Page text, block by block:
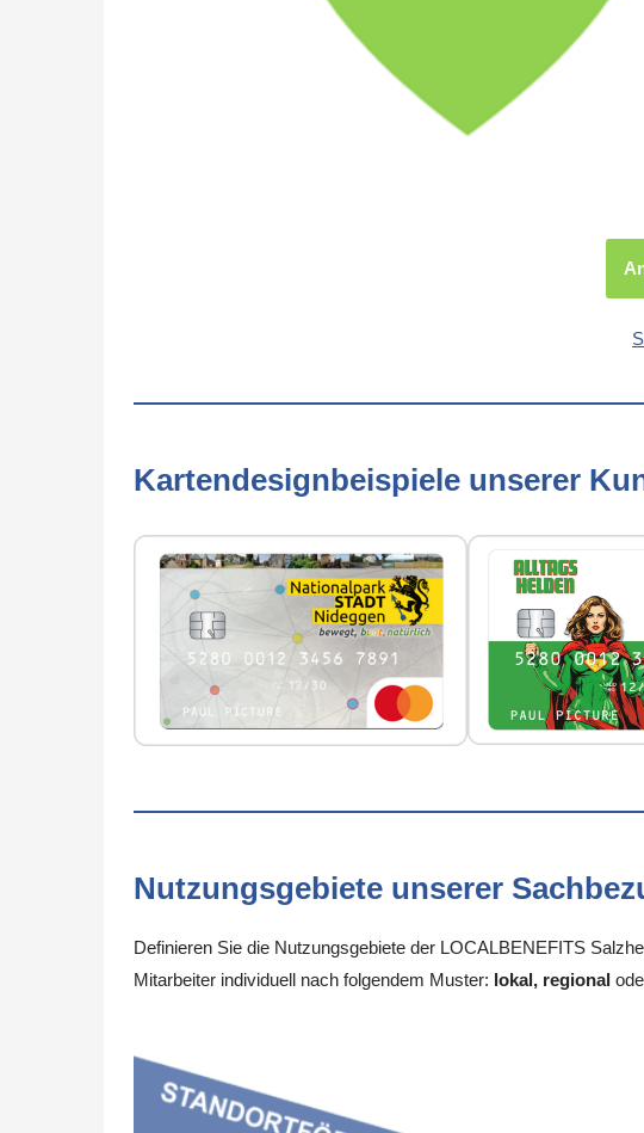
Kartendesignbeispiele unserer
Nutzungsgebiete unserer
Definieren Sie die Nutzungsgebiete der LOCALBENEFITS
Mitarbeiter individuell nach folgendem Muster: lokal, regional